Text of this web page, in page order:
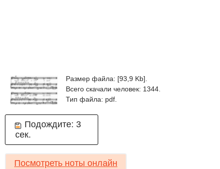
Размер файла: [93,9 Kb].
Всего скачали человек: 1344.
Тип файла: pdf.
Подождите: 3
сек.
Посмотреть ноты онлайн